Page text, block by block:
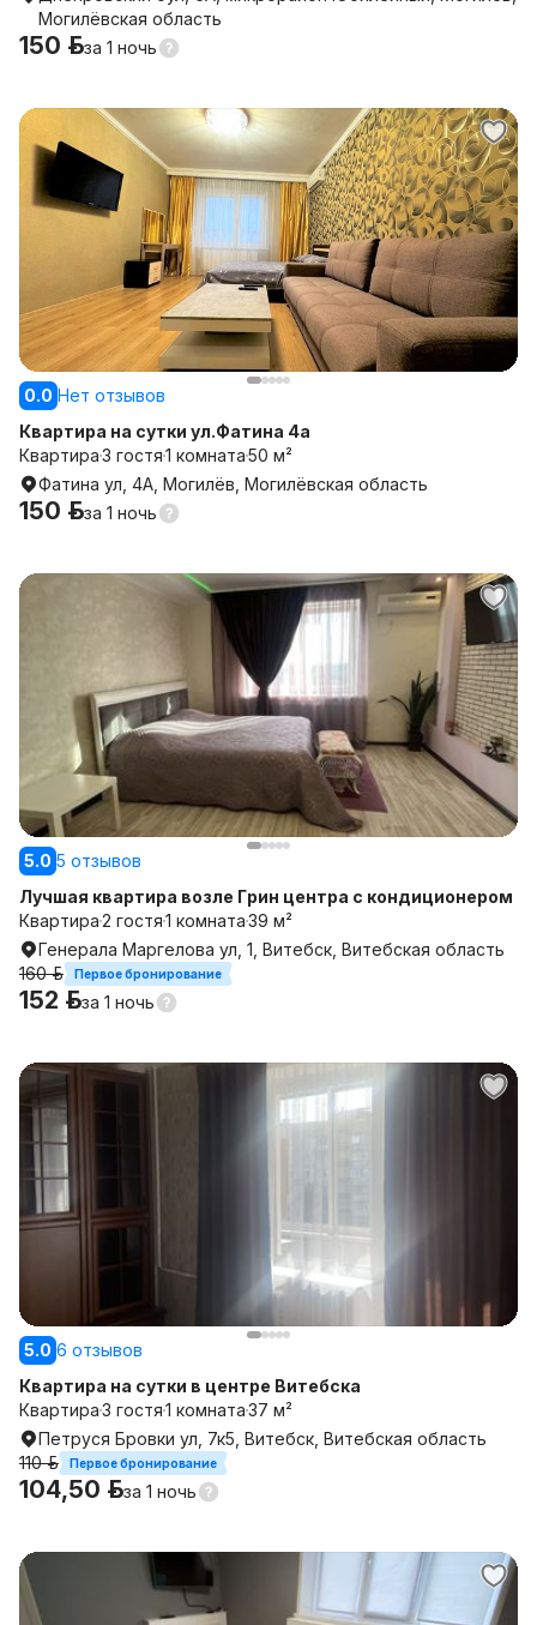
Могилёвская область
150 р.за 1 ночь
0.0 Нет отзывов
Квартира на сутки ул.Фатина 4а
Квартира3 гостя1 комната50 м²
Фатина ул, 4А, Могилёв, Могилёвская область
150 р.за 1 ночь
5.0 5 отзывов
Лучшая квартира возле Грин центра с кондиционером
Квартира2 гостя1 комната39 м²
Генерала Маргелова ул, 1, Витебск, Витебская область
160 р.
Первое бронирование
152 р.за 1 ночь
5.0 6 отзывов
Квартира на сутки в центре Витебска
Квартира3 гостя1 комната37 м²
Петруся Бровки ул, 7к5, Витебск, Витебская область
110 р.
Первое бронирование
104,50 р.за 1 ночь